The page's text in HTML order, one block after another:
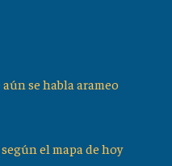
se habla arameo
el mapa de hoy